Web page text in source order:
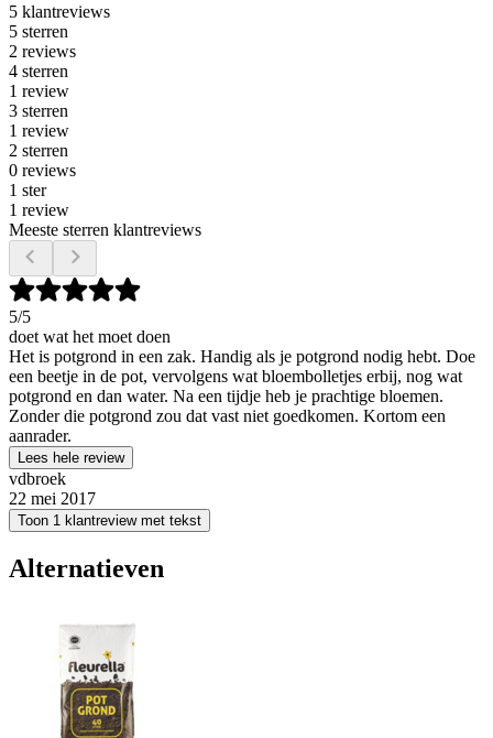
5 klantreviews
5 sterren
2 reviews
4 sterren
1 review
3 sterren
1 review
2 sterren
0 reviews
1 ster
1 review
Meeste sterren klantreviews
5/5
doet wat het moet doen
Het is potgrond in een zak. Handig als je potgrond nodig hebt. Doe
een beetje in de pot, vervolgens wat bloembolletjes erbij, nog wat
potgrond en dan water. Na een tijdje heb je prachtige bloemen.
Zonder die potgrond zou dat vast niet goedkomen. Kortom een
aanrader.
Lees hele review
vdbroek
22 mei 2017
Toon 1 klantreview met tekst
Alternatieven